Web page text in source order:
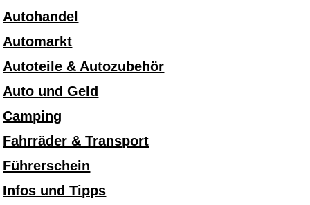
Autohandel
Automarkt
Autoteile & Autozubehör
Auto und Geld
Camping
Fahrräder & Transport
Führerschein
Infos und Tipps